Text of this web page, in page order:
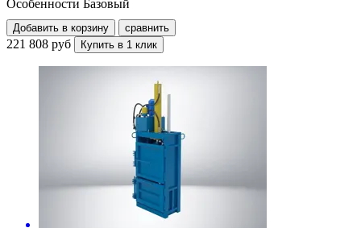
Особенности Базовый
Добавить в корзину сравнить
221 808 руб Купить в 1 клик